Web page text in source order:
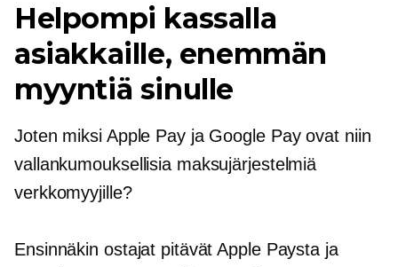
Helpompi kassalla
asiakkaille, enemmän
myyntiä sinulle
Joten miksi Apple Pay ja Google Pay ovat niin
vallankumouksellisia maksujärjestelmiä
verkkomyyjille?
Ensinnäkin ostajat pitävät Apple Paysta ja